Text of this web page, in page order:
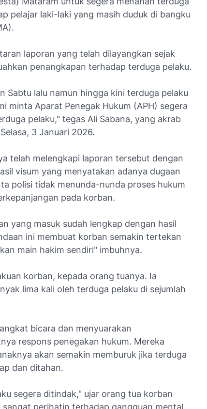
pelajar laki-laki yang masih duduk di bangku
laporan yang telah dilayangkan sejak
penangkapan terhadap terduga pelaku.
Sabtu lalu namun hingga kini terduga pelaku
minta Aparat Penegak Hukum (APH) segera
pelaku," tegas Ali Sabana, yang akrab
3 Januari 2026.
telah melengkapi laporan tersebut dengan
visum yang menyatakan adanya dugaan
polisi tidak menunda-nunda proses hukum
pada korban.
yang masuk sudah lengkap dengan hasil
ini membuat korban semakin tertekan
main hakim sendiri" imbuhnya.
korban, kepada orang tuanya. Ia
lima kali oleh terduga pelaku di sejumlah
bicara dan menyuarakan
respons penegakan hukum. Mereka
akan semakin memburuk jika terduga
dan ditahan.
segera ditindak," ujar orang tua korban
perihatin terhadap gangguan mental